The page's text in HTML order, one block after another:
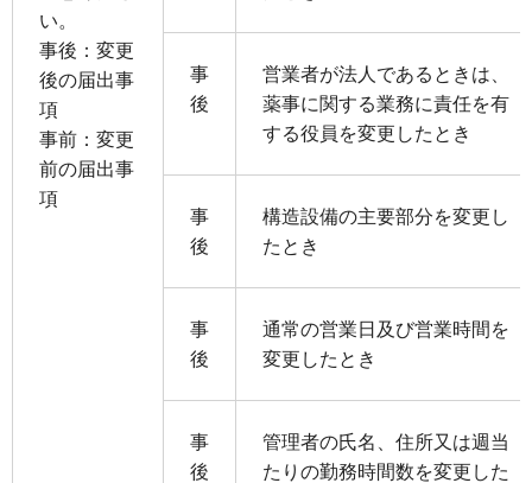
い。
事後：変更
後の届出事
項
事前：変更
前の届出事
項
事
後
営業者が法人であるときは、
薬事に関する業務に責任を有
する役員を変更したとき
事
後
構造設備の主要部分を変更し
たとき
事
後
通常の営業日及び営業時間を
変更したとき
事
後
管理者の氏名、住所又は週当
たりの勤務時間数を変更した